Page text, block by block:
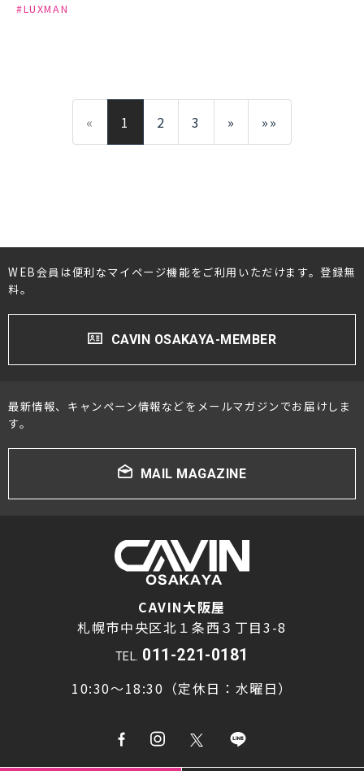
#LUXMAN
« 1 2 3 » »»
WEB会員は便利なマイページ機能をご利用いただけます。登録無
料。
CAVIN OSAKAYA-MEMBER
最新情報、キャンペーン情報などをメールマガジンでお届けしま
す。
MAIL MAGAZINE
CAVIN大阪屋
札幌市中央区北１条西３丁目3-8
TEL. 011-221-0181
10:30～18:30（定休日：水曜日）